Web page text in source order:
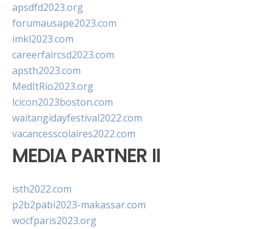
apsdfd2023.org
forumausape2023.com
imkl2023.com
careerfaircsd2023.com
apsth2023.com
MedItRio2023.org
lcicon2023boston.com
waitangidayfestival2022.com
vacancesscolaires2022.com
MEDIA PARTNER II
isth2022.com
p2b2pabi2023-makassar.com
wocfparis2023.org